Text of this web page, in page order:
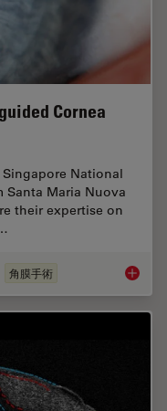
Cornea
National
Santa Maria Nuova
their expertise on
角膜手術 Clinical